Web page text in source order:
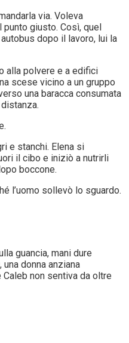
via. Voleva
punto giusto. Così, quel
dopo il lavoro, lui la
alla polvere e a edifici
scese vicino a un gruppo
una baracca consumata
e stanchi. Elena si
il cibo e iniziò a nutrirli
boccone.
l’uomo sollevò lo sguardo.
guancia, mani dure
donna anziana
Caleb non sentiva da oltre